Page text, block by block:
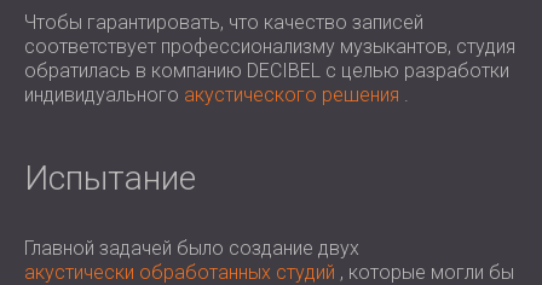
ЦЕНТРОВ ОБРАБОТКИ ДАННЫХ
Чтобы гарантировать, что качество записей
соответствует профессионализму музыкантов, студия
обратилась в компанию DECIBEL с целью разработки
индивидуального акустического решения .
Испытание
Главной задачей было создание двух
акустически обработанных студий , которые могли бы